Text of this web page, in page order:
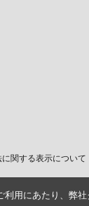
関する表示について
用にあたり、弊